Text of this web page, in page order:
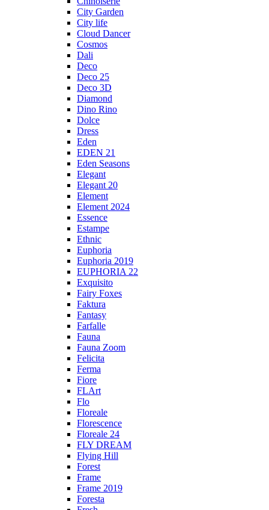
City Garden
City life
Cloud Dancer
Cosmos
Dali
Deco
Deco 25
Deco 3D
Diamond
Dino Rino
Dolce
Dress
Eden
EDEN 21
Eden Seasons
Elegant
Elegant 20
Element
Element 2024
Essence
Estampe
Ethnic
Euphoria
Euphoria 2019
EUPHORIA 22
Exquisito
Fairy Foxes
Faktura
Fantasy
Farfalle
Fauna
Fauna Zoom
Felicita
Ferma
Fiore
FLArt
Flo
Floreale
Florescence
Floreale 24
FLY DREAM
Flying Hill
Forest
Frame
Frame 2019
Foresta